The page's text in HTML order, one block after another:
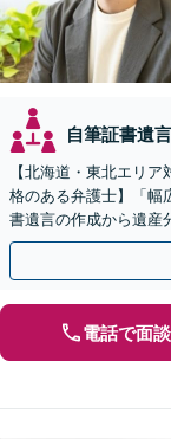
自筆証書遺
【北海道・東北エリ
格のある弁護士】「幅
書遺言の作成から遺産
じた最適な方法をご提
電話で面